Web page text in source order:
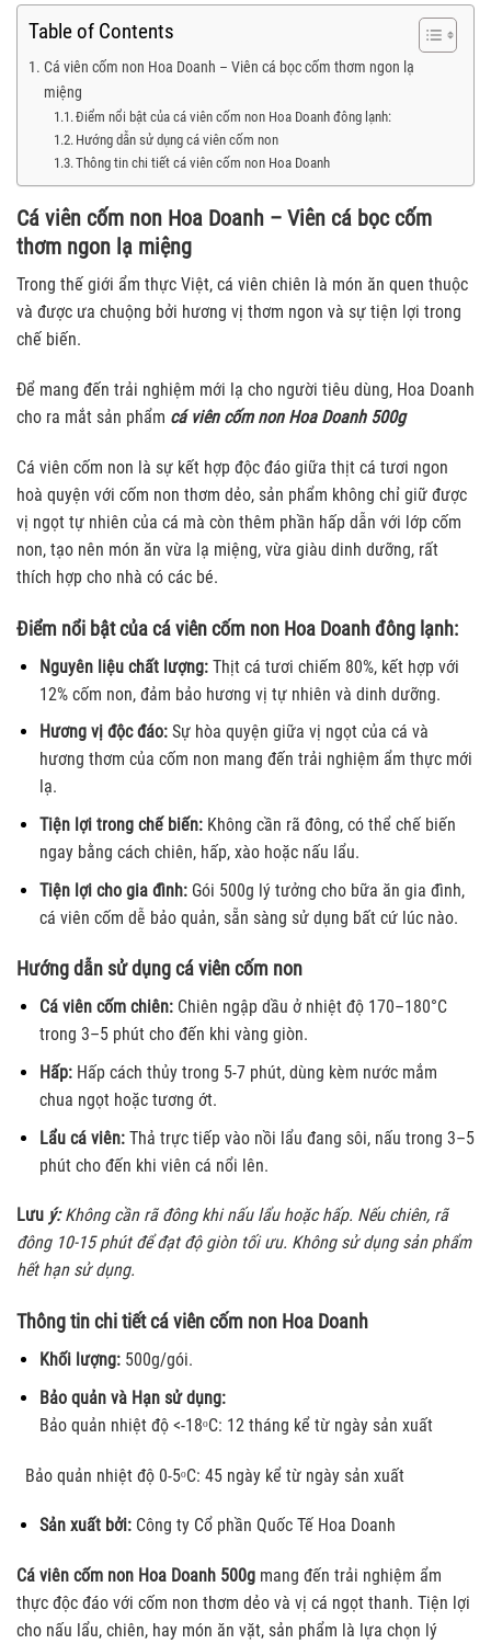
Table of Contents
Cá viên cốm non Hoa Doanh – Viên cá bọc cốm thơm ngon lạ
miệng
Điểm nổi bật của cá viên cốm non Hoa Doanh đông lạnh:
Hướng dẫn sử dụng cá viên cốm non
Thông tin chi tiết cá viên cốm non Hoa Doanh
Cá viên cốm non Hoa Doanh – Viên cá bọc cốm
thơm ngon lạ miệng
Trong thế giới ẩm thực Việt, cá viên chiên là món ăn quen thuộc
và được ưa chuộng bởi hương vị thơm ngon và sự tiện lợi trong
chế biến.
Để mang đến trải nghiệm mới lạ cho người tiêu dùng, Hoa Doanh
cho ra mắt sản phẩm cá viên cốm non Hoa Doanh 500g
Cá viên cốm non là sự kết hợp độc đáo giữa thịt cá tươi ngon
hoà quyện với cốm non thơm dẻo, sản phẩm không chỉ giữ được
vị ngọt tự nhiên của cá mà còn thêm phần hấp dẫn với lớp cốm
non, tạo nên món ăn vừa lạ miệng, vừa giàu dinh dưỡng, rất
thích hợp cho nhà có các bé.
Điểm nổi bật của cá viên cốm non Hoa Doanh đông lạnh:
Nguyên liệu chất lượng: Thịt cá tươi chiếm 80%, kết hợp với
12% cốm non, đảm bảo hương vị tự nhiên và dinh dưỡng.
Hương vị độc đáo: Sự hòa quyện giữa vị ngọt của cá và
hương thơm của cốm non mang đến trải nghiệm ẩm thực mới
lạ.
Tiện lợi trong chế biến: Không cần rã đông, có thể chế biến
ngay bằng cách chiên, hấp, xào hoặc nấu lẩu.
Tiện lợi cho gia đình:Gói 500g lý tưởng cho bữa ăn gia đình,
cá viên cốm dễ bảo quản, sẵn sàng sử dụng bất cứ lúc nào.
Hướng dẫn sử dụng cá viên cốm non
Cá viên cốm chiên: Chiên ngập dầu ở nhiệt độ 170–180°C
trong 3–5 phút cho đến khi vàng giòn.
Hấp: Hấp cách thủy trong 5-7 phút, dùng kèm nước mắm
chua ngọt hoặc tương ớt.
Lẩu cá viên: Thả trực tiếp vào nồi lẩu đang sôi, nấu trong 3–5
phút cho đến khi viên cá nổi lên.
Lưu ý:Không cần rã đông khi nấu lẩu hoặc hấp. Nếu chiên, rã
đông 10-15 phút để đạt độ giòn tối ưu. Không sử dụng sản phẩm
hết hạn sử dụng.
Thông tin chi tiết cá viên cốm non Hoa Doanh
Khối lượng: 500g/gói.
Bảo quản và Hạn sử dụng:
Bảo quản nhiệt độ <-18ᵒC: 12 tháng kể từ ngày sản xuất
Bảo quản nhiệt độ 0-5ᵒC: 45 ngày kể từ ngày sản xuất
Sản xuất bởi:Công ty Cổ phần Quốc Tế Hoa Doanh
Cá viên cốm non Hoa Doanh 500g mang đến trải nghiệm ẩm
thực độc đáo với cốm non thơm dẻo và vị cá ngọt thanh. Tiện lợi
cho nấu lẩu, chiên, hay món ăn vặt, sản phẩm là lựa chọn lý